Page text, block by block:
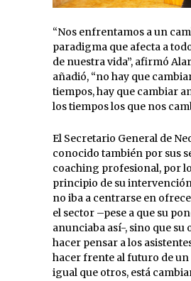
“Nos enfrentamos a un
paradigma que afecta a
de nuestra vida”, afirmó
añadió, “no hay que
tiempos, hay que cambiar
los tiempos los que nos
El Secretario General de
conocido también por sus
coaching profesional, por
principio de su
no iba a centrarse en
el sector –pese a que su
anunciaba así-, sino que su
hacer pensar a los
hacer frente al futuro de un
igual que otros, está